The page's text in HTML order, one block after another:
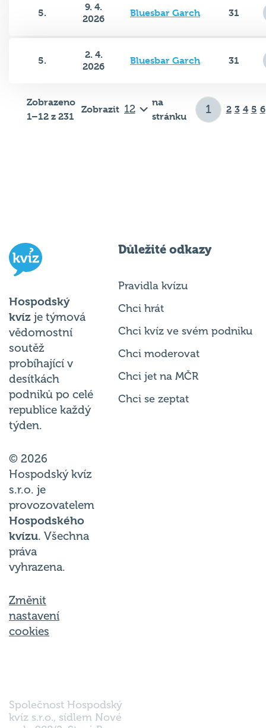
5.
9. 4.
2026
Bluesbar Garch 31
5.
2. 4.
2026
Bluesbar Garch 31
Zobrazeno
1–12 z 231
Zobrazit
na
stránku
2 3 4 5 6
Hospodský
kvíz je týmová
vědomostní
soutěž
probíhající v
desítkách
podniků po celé
republice každý
týden.
© 2026
Hospodský kvíz
s.r.o. je
provozovatelem
Hospodského
kvízu. Všechna
práva
vyhrazena.
Změnit
nastavení
cookies
Důležité odkazy
Pravidla kvízu
Chci hrát
Chci kvíz ve svém podniku
Chci moderovat
Chci jet na MČR
Chci se zeptat
Společnost Hospodský
kvíz s.r.o., sídlem Nové